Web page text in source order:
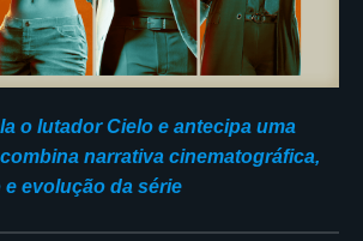
o lutador Cielo e antecipa uma
narrativa cinematográfica,
evolução da série